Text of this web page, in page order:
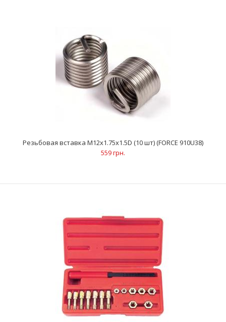
Резьбовая вставка M8x1.25x1.5D (10 шт) (FORCE 910U32)
270 грн.
Количество в упаковке: 10 шт..
Резьбовая вставка M10x1.5x1.5D (10 шт) (FORCE 910U35)
337 грн.
Резьбовая вставка M12x1.75x1.5D (10 шт) (FORCE 910U38)
559 грн.